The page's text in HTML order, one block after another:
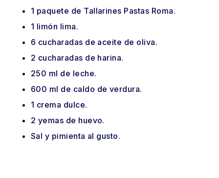
1 paquete de Tallarines Pastas Roma.
1 limón lima.
6 cucharadas de aceite de oliva.
2 cucharadas de harina.
250 ml de leche.
600 ml de caldo de verdura.
1 crema dulce.
2 yemas de huevo.
Sal y pimienta al gusto.